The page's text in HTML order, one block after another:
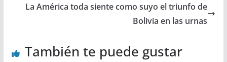
La América toda siente como suyo el triunfo de
Bolivia en las urnas
También te puede gustar